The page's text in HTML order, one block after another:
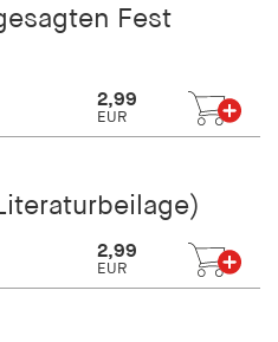
Fest
2,99
EUR
2,99
EUR